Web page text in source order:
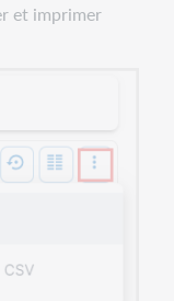
et imprimer